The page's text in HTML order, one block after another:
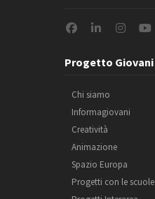
Progetto Giovani
Chi siamo
Informagiovani
Creatività
Animazione
Spazio Europa
Progetti con le scuole